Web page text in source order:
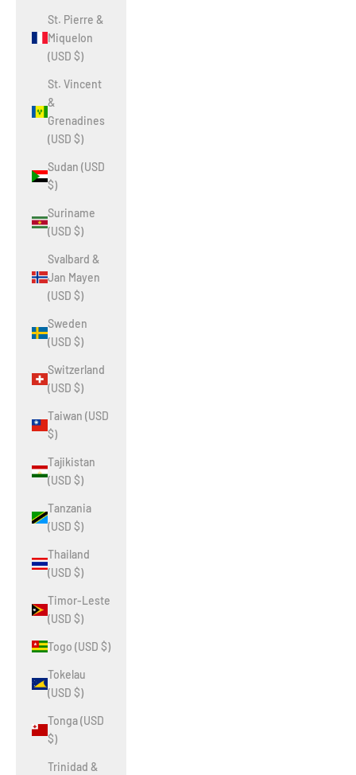
St. Pierre &
Miquelon
(USD $)
St. Vincent
&
Grenadines
(USD $)
Sudan (USD
$)
Suriname
(USD $)
Svalbard &
Jan Mayen
(USD $)
Sweden
(USD $)
Switzerland
(USD $)
Taiwan (USD
$)
Tajikistan
(USD $)
Tanzania
(USD $)
Thailand
(USD $)
Timor-Leste
(USD $)
Togo (USD $)
Tokelau
(USD $)
Tonga (USD
$)
Trinidad &